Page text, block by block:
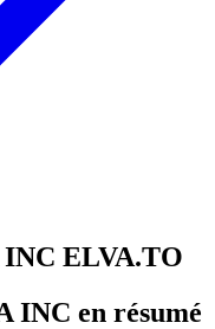
INC ELVA.TO
INC en résumé